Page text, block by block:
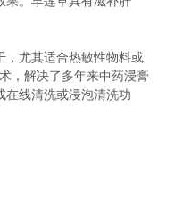
，尤其适合热敏性物料或
，解决了多年来中药浸膏
在线清洗或浸泡清洗功